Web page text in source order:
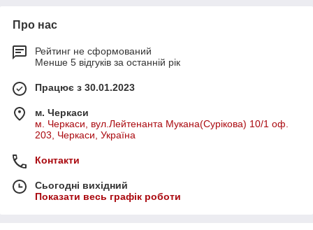
Про нас
Рейтинг не сформований
Менше 5 відгуків за останній рік
Працює з 30.01.2023
м. Черкаси
м. Черкаси, вул.Лейтенанта Мукана(Сурікова) 10/1 оф.
203, Черкаси, Україна
Контакти
Сьогодні вихідний
Показати весь графік роботи